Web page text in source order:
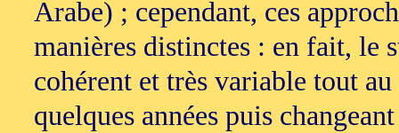
Arabe) ; cependant, ces
manières distinctes : en fait, le
cohérent et très variable tout
quelques années puis